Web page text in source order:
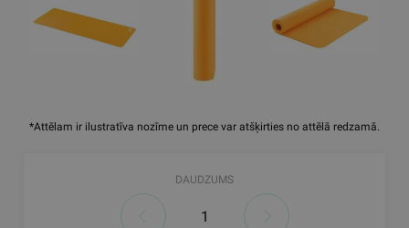
*Attēlam ir ilustratīva nozīme un prece var atšķirties no attēlā redzamā.
DAUDZUMS